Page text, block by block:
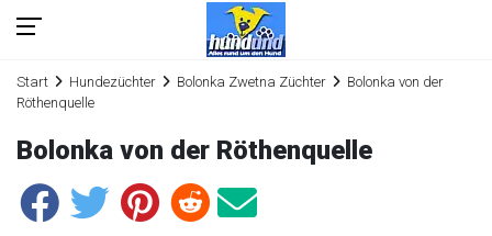
Start Hundezüchter Bolonka Zwetna Züchter
Bolonka von der
Röthenquelle
Bolonka von der Röthenquelle